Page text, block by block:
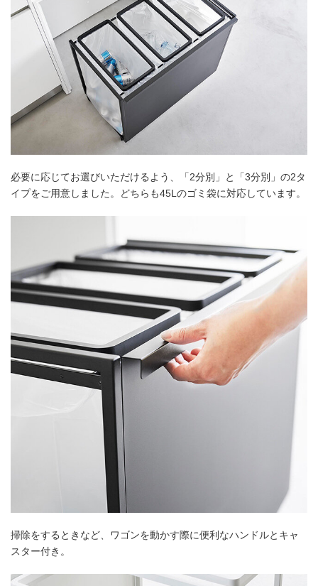
必要に応じてお選びいただけるよう、「2分別」と「3分別」の2タ
イプをご用意しました。どちらも45Lのゴミ袋に対応しています。
掃除をするときなど、ワゴンを動かす際に便利なハンドルとキャ
スター付き。